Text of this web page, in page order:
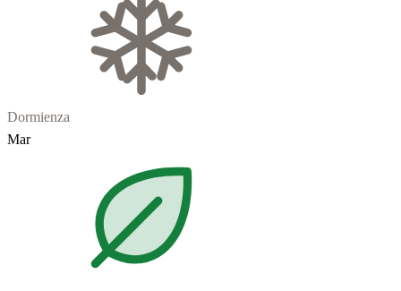
Dormienza
Mar